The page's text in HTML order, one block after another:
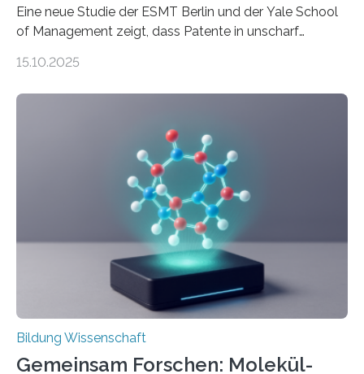
Eine neue Studie der ESMT Berlin und der Yale School
of Management zeigt, dass Patente in unscharf
häufiger zu bahnbrechenden Innovationen führen und
Erfindungen entstehen besonders dann, wenn
Wissenskategorien verschwimmen. Das zeigt neue
Forschung von Gianluca Carnabuci, Professor of
Organizational Behavior an der ESMT Berlin, und
Balázs Kovács, Professor an der Yale School of
Management. Die Forscher kommen zu dem Schluss,
dass Patente…
15.10.2025
Bildung Wissenschaft
Gemeinsam Forschen: Molekül-